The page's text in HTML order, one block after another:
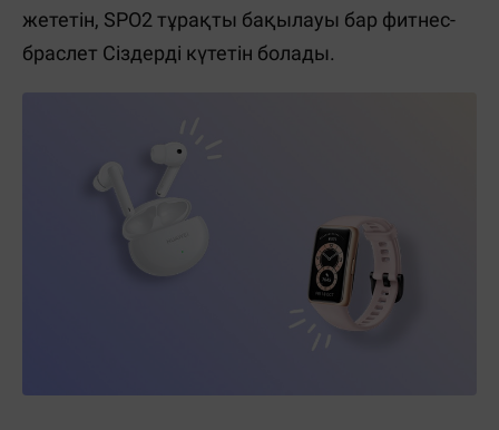
жететін, SPO2 тұрақты бақылауы бар фитнес-
браслет Сіздерді күтетін болады.